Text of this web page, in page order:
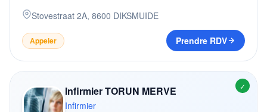
Stovestraat 2A, 8600 DIKSMUIDE
Appeler Prendre RDV
✓
Infirmier TORUN MERVE
Infirmier